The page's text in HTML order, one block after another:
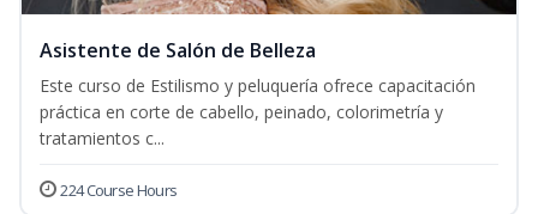
Asistente de Salón de Belleza
Este curso de Estilismo y peluquería ofrece capacitación
práctica en corte de cabello, peinado, colorimetría y
tratamientos c...
224 Course Hours